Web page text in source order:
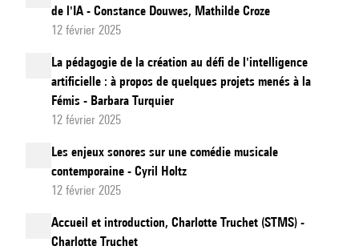
de l'IA - Constance Douwes, Mathilde Croze
12 février 2025
La pédagogie de la création au défi de l'intelligence
artificielle : à propos de quelques projets menés à la
Fémis - Barbara Turquier
12 février 2025
Les enjeux sonores sur une comédie musicale
contemporaine - Cyril Holtz
12 février 2025
Accueil et introduction, Charlotte Truchet (STMS) -
Charlotte Truchet